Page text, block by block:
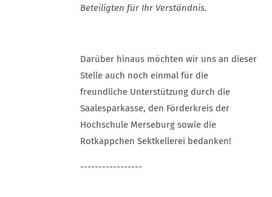
Beteiligten für Ihr Verständnis.
Darüber hinaus möchten wir uns an dieser
Stelle auch noch einmal für die
freundliche Unterstützung durch die
Saalesparkasse, den Förderkreis der
Hochschule Merseburg sowie die
Rotkäppchen Sektkellerei bedanken!
-----------------